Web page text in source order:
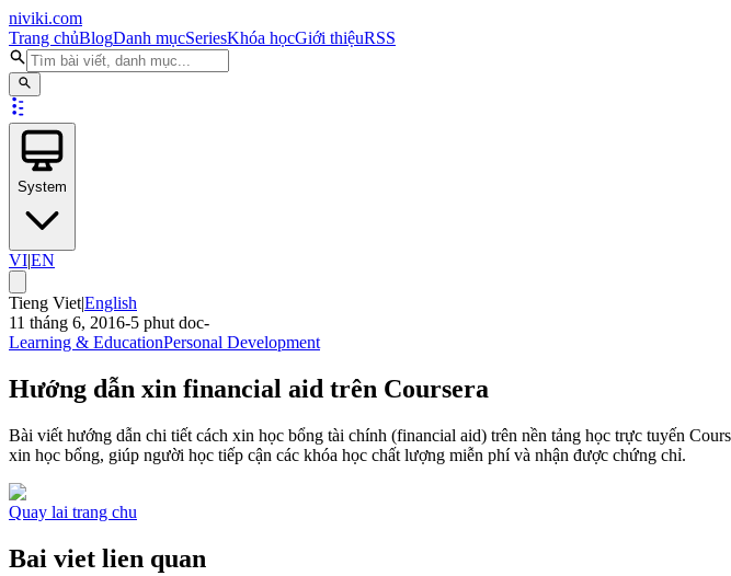
niviki.com
Trang chủBlogDanh mụcSeriesKhóa họcGiới thiệuRSS
System
VI|EN
Tieng Viet|English
11 tháng 6, 2016-5 phut doc-
Learning & EducationPersonal Development
Hướng dẫn xin financial aid trên Coursera
Bài viết hướng dẫn chi tiết cách xin học bổng tài chính (financial aid) trên nền tảng học trực tuyến
xin học bổng, giúp người học tiếp cận các khóa học chất lượng miễn phí và nhận được chứng chỉ.
Quay lai trang chu
Bai viet lien quan